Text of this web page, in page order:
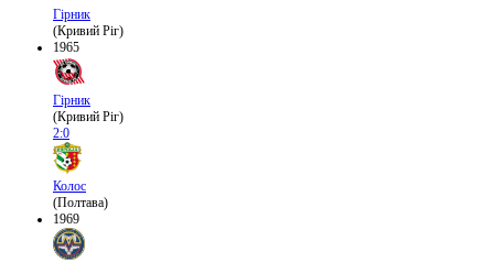
Гірник
(Кривий Ріг)
1965
Гірник
(Кривий Ріг)
2:0
Колос
(Полтава)
1969